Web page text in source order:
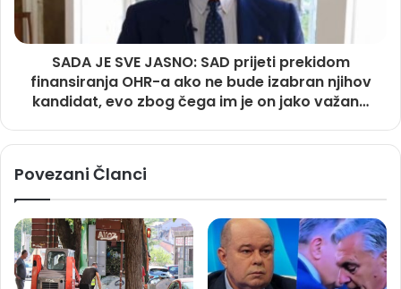
SADA JE SVE JASNO: SAD prijeti prekidom
finansiranja OHR-a ako ne bude izabran njihov
kandidat, evo zbog čega im je on jako važan…
Povezani Članci